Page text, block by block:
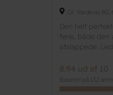
Gl. Vardevej 80,
Den helt
ferie, både den
afslappede.
8.94 ud af 10
Baseret på 132